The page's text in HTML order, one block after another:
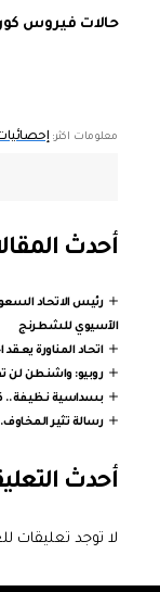
حالات فيروس
معلومات اكثر: إحصائيات
أحدث
رئيس الاتحاد
الآسيوي للشطرنج
اتحاد المناورة يعقد
روبيو: واشنطن لن
بسداسية نظيفة..
رسالة تثير
أحدث
لا توجد تعليقات